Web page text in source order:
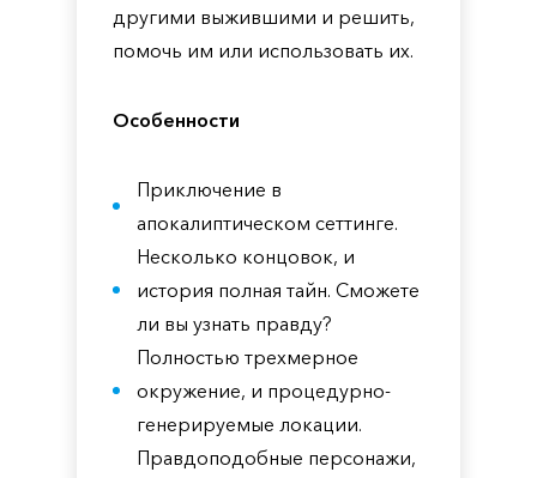
другими выжившими и решить,
помочь им или использовать их.
Особенности
Приключение в
апокалиптическом сеттинге.
Несколько концовок, и
история полная тайн. Сможете
ли вы узнать правду?
Полностью трехмерное
окружение, и процедурно-
генерируемые локации.
Правдоподобные персонажи,